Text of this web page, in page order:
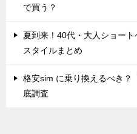
で買う？
夏到来！40代・大人ショー
スタイルまとめ
格安sim に乗り換えるべき？
底調査